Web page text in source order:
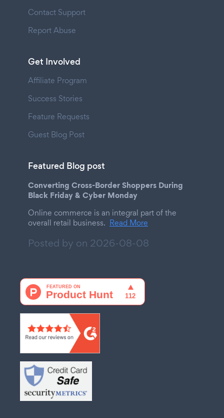
Contact Support
Report Abuse
Get Involved
Affiliate Program
Success Stories
Feature Requests
Guest Blog Post
Featured Blog post
Converting Cross-Border Shoppers During
Black Friday & Cyber Monday
Online commerce is an integral part of the
overall retail business. Read More
Posted by on 2026-08-08